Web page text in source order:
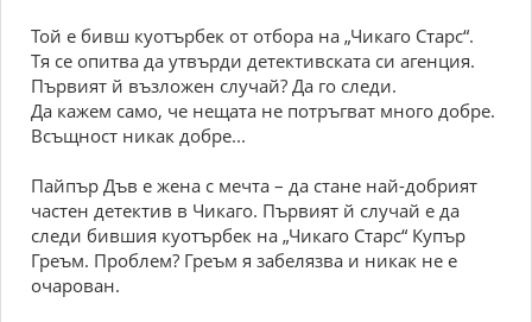
Той е бивш куотърбек от отбора на „Чикаго Старс“.
Тя се опитва да утвърди детективската си агенция.
Първият й възложен случай? Да го следи.
Да кажем само, че нещата не потръгват много добре.
Всъщност никак добре...
Пайпър Дъв е жена с мечта – да стане най-добрият
частен детектив в Чикаго. Първият й случай е да
следи бившия куотърбек на „Чикаго Старс“ Купър
Греъм. Проблем? Греъм я забелязва и никак не е
очарован.